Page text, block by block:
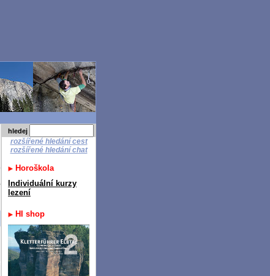
hledej
rozšířené hledání cest
rozšířené hledání chat
Horoškola
Individuální kurzy
lezení
HI shop